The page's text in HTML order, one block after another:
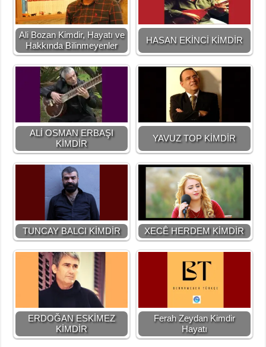
Ali Bozan Kimdir, Hayatı ve
Hakkında Bilinmeyenler
HASAN EKİNCİ KİMDİR
ALİ OSMAN ERBAŞI
KİMDİR
YAVUZ TOP KİMDİR
TUNCAY BALCI KİMDİR XECÊ HERDEM KİMDİR
ERDOĞAN ESKİMEZ
KİMDİR
Ferah Zeydan Kimdir
Hayatı